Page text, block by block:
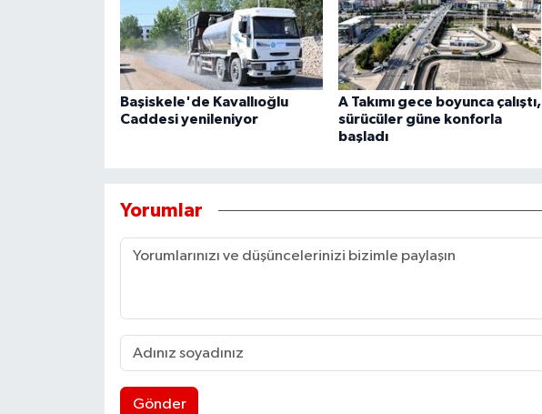
Başiskele'de Kavallıoğlu
Caddesi yenileniyor
A Takımı gece boyunca çalıştı,
sürücüler güne konforla
başladı
Yorumlar
Gönder